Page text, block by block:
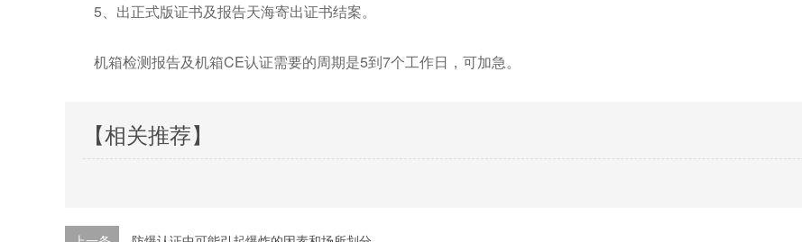
5、出正式版证书及报告天海寄出证书结案。
机箱检测报告及机箱CE认证需要的周期是5到7个工作日，可加急。
【相关推荐】